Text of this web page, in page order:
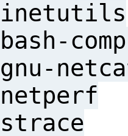
inetutils
netperf